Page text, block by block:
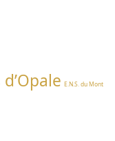
E.N.S. du Mont